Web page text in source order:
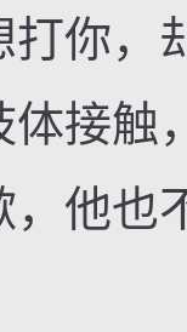
打你，
体接触
，他也